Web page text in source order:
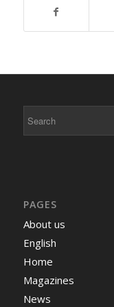
PAGES
About us
English
Home
Magazines
News